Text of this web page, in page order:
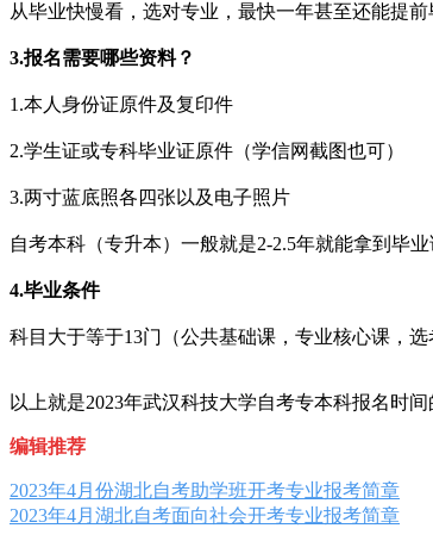
从毕业快慢看，选对专业，最快一年甚至还能提前
3.报名需要哪些资料？
1.本人身份证原件及复印件
2.学生证或专科毕业证原件（学信网截图也可）
3.两寸蓝底照各四张以及电子照片
自考本科（专升本）一般就是2-2.5年就能拿到毕
4.毕业条件
科目大于等于13门（公共基础课，专业核心课，
以上就是2023年武汉科技大学自考专本科报名时
编辑推荐
2023年4月份湖北自考助学班开考专业报考简章
2023年4月湖北自考面向社会开考专业报考简章